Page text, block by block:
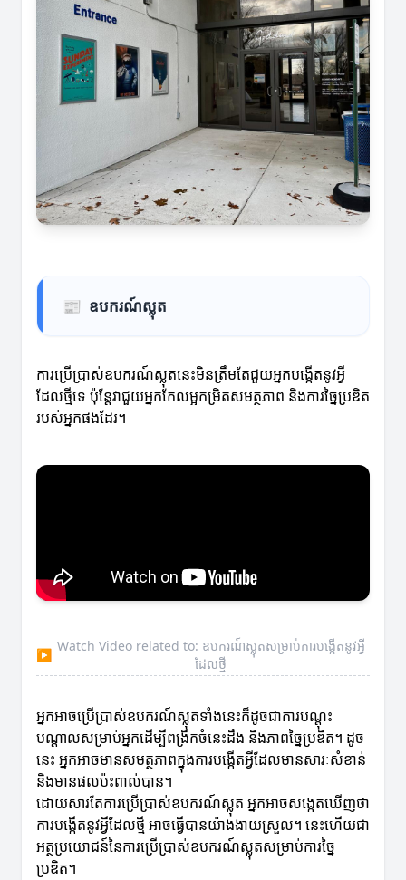
📰 ឧបករណ៍ស្លុត
ការប្រើប្រាស់ឧបករណ៍ស្លុតនេះមិនត្រឹមតែជួយអ្នកបង្កើតនូវអ្វី
ដែលថ្មីទេ ប៉ុន្តែវាជួយអ្នកកែលម្អកម្រិតសមត្ថភាព និងការច្នៃប្រឌិត
របស់អ្នកផងដែរ។
▶
Watch Video related to: ឧបករណ៍ស្លុតសម្រាប់ការបង្កើតនូវអ្វី
ដែលថ្មី
អ្នកអាចប្រើប្រាស់ឧបករណ៍ស្លុតទាំងនេះក៏ដូចជាការបណ្តុះ
បណ្តាលសម្រាប់អ្នកដើម្បីពង្រីកចំនេះដឹង និងភាពច្នៃប្រឌិត។ ដូច
នេះ អ្នកអាចមានសមត្ថភាពក្នុងការបង្កើតអ្វីដែលមានសារៈសំខាន់
និងមានផលប៉ះពាល់បាន។
ដោយសារតែការប្រើប្រាស់ឧបករណ៍ស្លុត អ្នកអាចសង្កេតឃើញថា
ការបង្កើតនូវអ្វីដែលថ្មី អាចធ្វើបានយ៉ាងងាយស្រួល។ នេះហើយជា
អត្ថប្រយោជន៍នៃការប្រើប្រាស់ឧបករណ៍ស្លុតសម្រាប់ការច្នៃ
ប្រឌិត។